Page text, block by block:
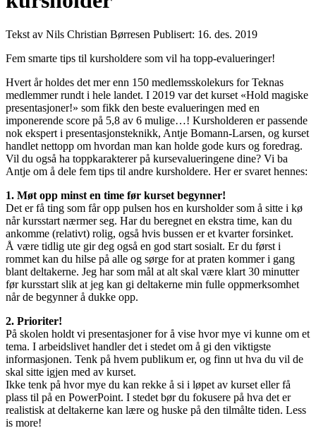
Tekst av Nils Christian Børresen Publisert: 16. des. 2019
Fem smarte tips til kursholdere som vil ha topp-evalueringer!
Hvert år holdes det mer enn 150 medlemsskolekurs for Teknas
medlemmer rundt i hele landet. I 2019 var det kurset «Hold magiske
presentasjoner!» som fikk den beste evalueringen med en
imponerende score på 5,8 av 6 mulige…! Kursholderen er passende
nok ekspert i presentasjonsteknikk, Antje Bomann-Larsen, og kurset
handlet nettopp om hvordan man kan holde gode kurs og foredrag.
Vil du også ha toppkarakterer på kursevalueringene dine? Vi ba
Antje om å dele fem tips til andre kursholdere. Her er svaret hennes:
1. Møt opp minst en time før kurset begynner!
Det er få ting som får opp pulsen hos en kursholder som å sitte i kø
når kursstart nærmer seg. Har du beregnet en ekstra time, kan du
ankomme (relativt) rolig, også hvis bussen er et kvarter forsinket.
Å være tidlig ute gir deg også en god start sosialt. Er du først i
rommet kan du hilse på alle og sørge for at praten kommer i gang
blant deltakerne. Jeg har som mål at alt skal være klart 30 minutter
før kursstart slik at jeg kan gi deltakerne min fulle oppmerksomhet
når de begynner å dukke opp.
2. Prioriter!
På skolen holdt vi presentasjoner for å vise hvor mye vi kunne om et
tema. I arbeidslivet handler det i stedet om å gi den viktigste
informasjonen. Tenk på hvem publikum er, og finn ut hva du vil de
skal sitte igjen med av kurset.
Ikke tenk på hvor mye du kan rekke å si i løpet av kurset eller få
plass til på en PowerPoint. I stedet bør du fokusere på hva det er
realistisk at deltakerne kan lære og huske på den tilmålte tiden. Less
is more!